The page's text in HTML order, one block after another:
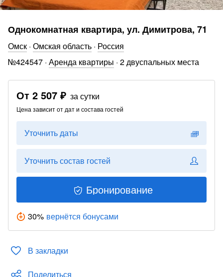
Однокомнатная квартира, ул. Димитрова, 71
Омск · Омская область · Россия
№424547 · Аренда квартиры · 2 двуспальных места
От 2 507 ₽ за сутки
Цена зависит от дат и состава гостей
Уточнить даты
Уточнить состав гостей
Бронирование
30% вернётся бонусами
В закладки
Поделиться